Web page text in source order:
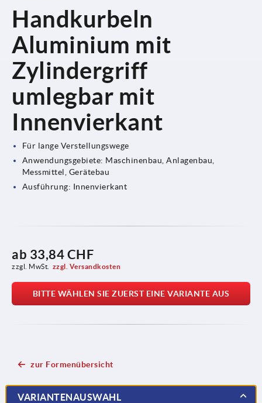
Handkurbeln
Aluminium mit
Zylindergriff
umlegbar mit
Innenvierkant
Für lange Verstellungswege
Anwendungsgebiete: Maschinenbau, Anlagenbau,
Messmittel, Gerätebau
Ausführung: Innenvierkant
ab 33,84 CHF
zzgl. MwSt. zzgl. Versandkosten
BITTE WÄHLEN SIE ZUERST EINE VARIANTE AUS
zur Formenübersicht
VARIANTENAUSWAHL